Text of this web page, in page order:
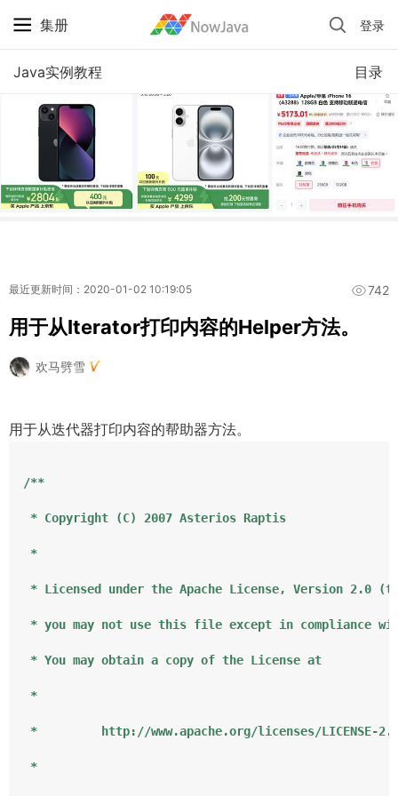
集册 登录
目录
Java实例教程
iPhone 京东自营 + 国补 / 历史最低价
最近更新时间：2020-01-02 10:19:05 742
用于从Iterator打印内容的Helper方法。
欢马劈雪
用于从迭代器打印内容的帮助器方法。
/**
* Copyright (C) 2007 Asterios Raptis
*
* Licensed under the Apache License, Version 2.0
* you may not use this file except in compliance
* You may obtain a copy of the License at
*
*         http://www.apache.org/licenses/LICENSE-
*